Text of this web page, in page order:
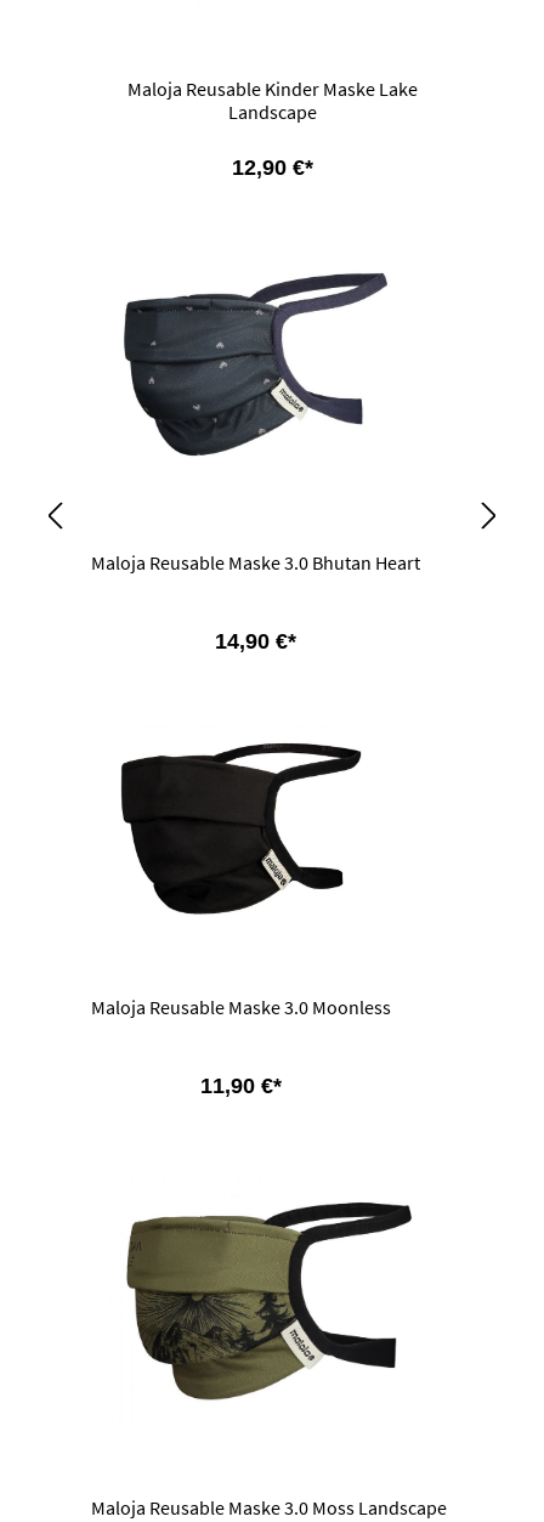
Maloja Reusable Kinder Maske Lake
Landscape
12,90 €*
Maloja Reusable Maske 3.0 Bhutan Heart
14,90 €*
Maloja Reusable Maske 3.0 Moonless
11,90 €*
Maloja Reusable Maske 3.0 Moss Landscape